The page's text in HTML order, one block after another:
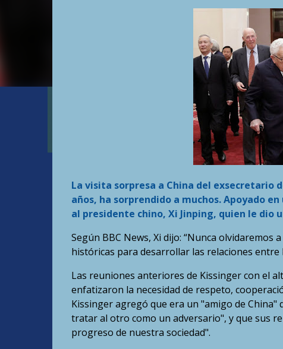
La visita sorpresa a China del exsecretario
años, ha sorprendido a muchos. Apoyado
al presidente chino, Xi Jinping, quien le dio
Según BBC News, Xi dijo: “Nunca
históricas para desarrollar las relaciones entre
Las reuniones anteriores de Kissinger con el
enfatizaron la necesidad de respeto,
Kissinger agregó que era un "amigo de China"
tratar al otro como un adversario", y que sus
progreso de nuestra sociedad".